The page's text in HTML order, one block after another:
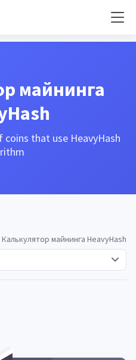
майнинга
that use HeavyHash
Калькулятор майнинга HeavyHash